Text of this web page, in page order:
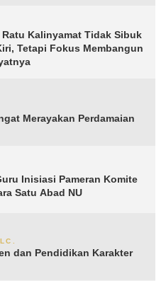
Kalinyamat Tidak Sibuk
Tetapi Fokus Membangun
Merayakan Perdamaian
Inisiasi Pameran Komite
Satu Abad NU
dan Pendidikan Karakter